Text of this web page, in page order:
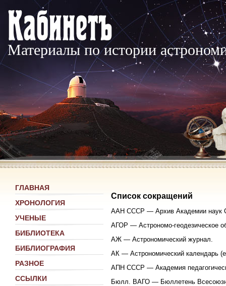
Материалы по истории
ГЛАВНАЯ
ХРОНОЛОГИЯ
УЧЕНЫЕ
БИБЛИОТЕКА
БИБЛИОГРАФИЯ
РАЗНОЕ
ССЫЛКИ
Список сокращений
ААН СССР — Архив Академии наук
АГОР — Астрономо-геодезическое
АЖ — Астрономический журнал.
АК — Астрономический календарь
АПН СССР — Академия
Бюлл. ВАГО — Бюллетень